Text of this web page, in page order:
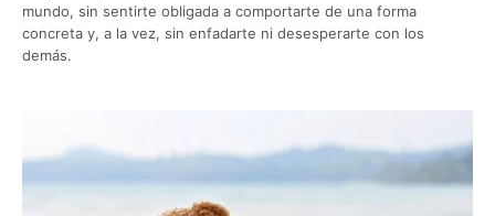
mundo, sin sentirte obligada a comportarte de una forma
concreta y, a la vez, sin enfadarte ni desesperarte con los
demás.